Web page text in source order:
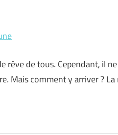
rêve de tous. Cependant, il
Mais comment y arriver ? La